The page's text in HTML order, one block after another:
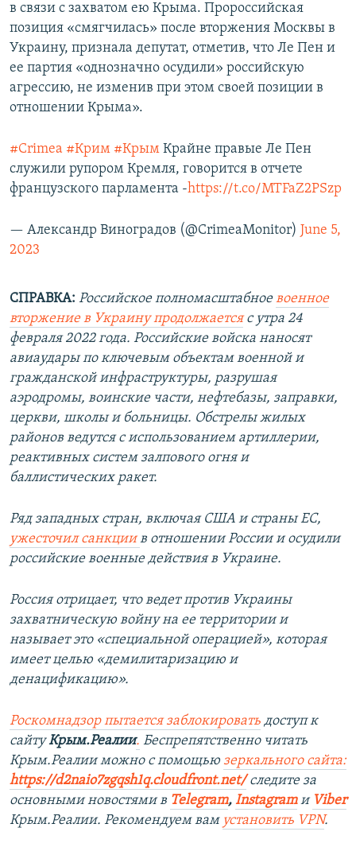
в связи с захватом ею Крыма. Пророссийская
позиция «смягчилась» после вторжения Москвы в
Украину, признала депутат, отметив, что Ле Пен и
ее партия «однозначно осудили» российскую
агрессию, не изменив при этом своей позиции в
отношении Крыма».
#Crimea #Крим #Крым Крайне правые Ле Пен
служили рупором Кремля, говорится в отчете
французского парламента -https://t.co/MTFaZ2PSzp
— Александр Виноградов (@CrimeaMonitor) June 5,
2023
СПРАВКА: Российское полномасштабноевоенное
вторжение в Украину продолжаетсяс утра 24
февраля 2022 года. Российские войска наносят
авиаудары по ключевым объектам военной и
гражданской инфраструктуры, разрушая
аэродромы, воинские части, нефтебазы, заправки,
церкви, школы и больницы. Обстрелы жилых
районов ведутся с использованием артиллерии,
реактивных систем залпового огня и
баллистических ракет.
Ряд западных стран, включая США и страны ЕС,
ужесточил санкциив отношении России и осудили
российские военные действия в Украине.
Россия отрицает, что ведет против Украины
захватническую войну на ее территории и
называет это «специальной операцией», которая
имеет целью «демилитаризацию и
денацификацию».
Роскомнадзор пытается заблокировать доступ к
сайтуКрым.Реалии. Беспрепятственно читать
Крым.Реалии можно с помощью зеркального сайта:
https://d2naio7zgqsh1q.cloudfront.net/ следите за
основными новостями в Telegram, Instagramи Viber
Крым.Реалии. Рекомендуем вам установить VPN.